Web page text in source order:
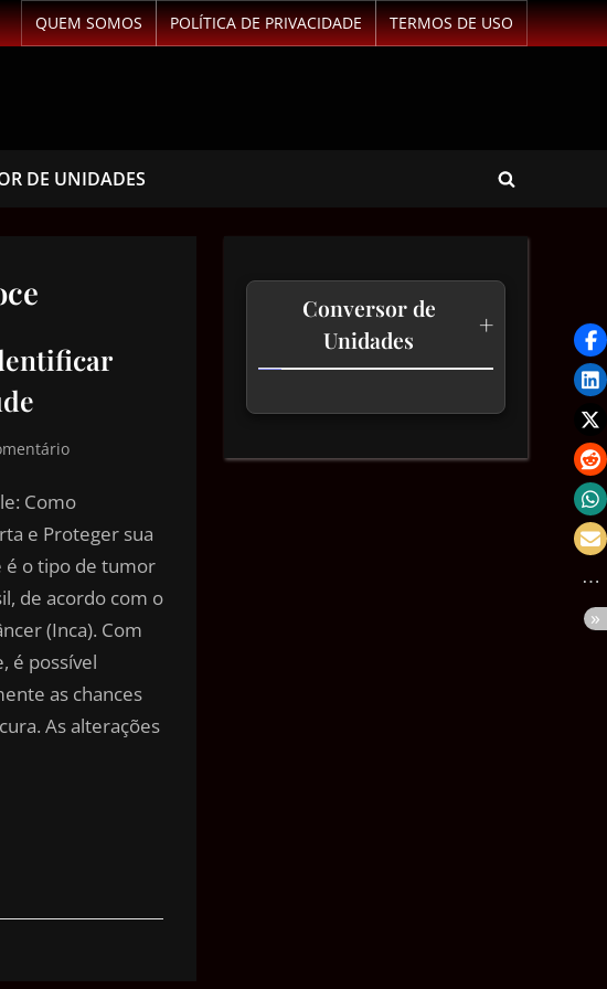
QUEM SOMOS POLÍTICA DE PRIVACIDADE TERMOS DE USO
DE UNIDADES
Como
e Proteger sua
é o tipo de tumor
de acordo com o
(Inca). Com
é possível
as chances
As alterações
Conversor de
Unidades
+
Comprimento